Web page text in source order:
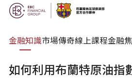
金融知識市場傳奇線上課程金融
如何利用布蘭特原油指